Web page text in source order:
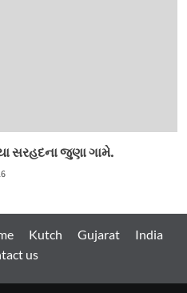
સરહદના જુણા ગામે.
Kutch Gujarat
India
us